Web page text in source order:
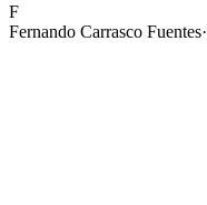
F
Fernando Carrasco Fuentes·